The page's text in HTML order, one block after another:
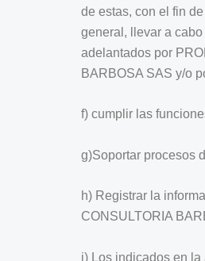
de estas, con el fin
general, llevar a
adelantados por
BARBOSA SAS y/o
f) cumplir las
g)Soportar procesos
h) Registrar la
CONSULTORIA
i) Los indicados en la